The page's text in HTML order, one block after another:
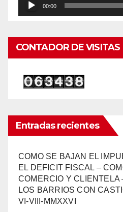
00:00
CONTADOR DE VISITAS
Entradas recientes
COMO SE BAJAN EL
EL DEFICIT FISCAL –
COMERCIO Y CLIENTELA
LOS BARRIOS CON
VI-VIII-MMXXVI